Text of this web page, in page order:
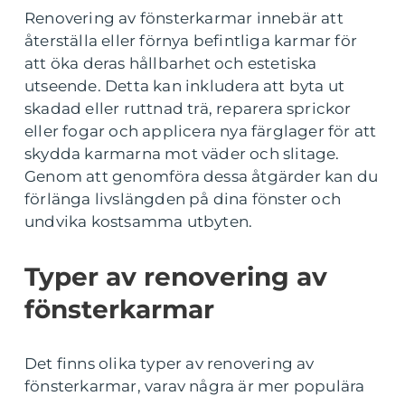
Renovering av fönsterkarmar innebär att
återställa eller förnya befintliga karmar för
att öka deras hållbarhet och estetiska
utseende. Detta kan inkludera att byta ut
skadad eller ruttnad trä, reparera sprickor
eller fogar och applicera nya färglager för att
skydda karmarna mot väder och slitage.
Genom att genomföra dessa åtgärder kan du
förlänga livslängden på dina fönster och
undvika kostsamma utbyten.
Typer av renovering av
fönsterkarmar
Det finns olika typer av renovering av
fönsterkarmar, varav några är mer populära